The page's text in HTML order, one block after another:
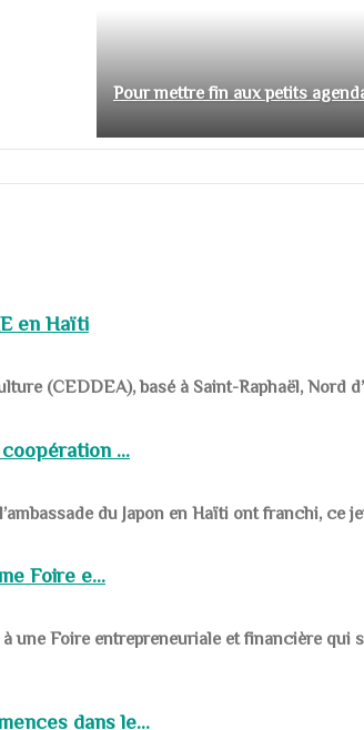
Pour mettre fin aux petits
en Haïti
(CEDDEA), basé à Saint-Raphaël, Nord
...
du Japon en Haïti ont franchi, ce
Foire e...
Foire entrepreneuriale et financière qui
dans le...